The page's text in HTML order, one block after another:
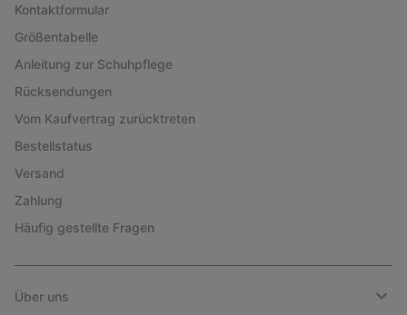
Kontaktformular
Größentabelle
Anleitung zur Schuhpflege
Rücksendungen
Vom Kaufvertrag zurücktreten
Bestellstatus
Versand
Zahlung
Häufig gestellte Fragen
Über uns